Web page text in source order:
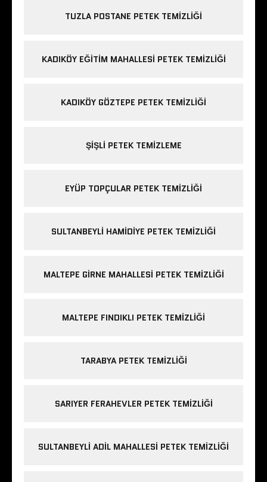
TUZLA POSTANE PETEK TEMIZLIĞI
KADIKÖY EĞITIM MAHALLESI PETEK TEMIZLIĞI
KADIKÖY GÖZTEPE PETEK TEMIZLIĞI
ŞIŞLI PETEK TEMIZLEME
EYÜP TOPÇULAR PETEK TEMIZLIĞI
SULTANBEYLI HAMIDIYE PETEK TEMIZLIĞI
MALTEPE GIRNE MAHALLESI PETEK TEMIZLIĞI
MALTEPE FINDIKLI PETEK TEMIZLIĞI
TARABYA PETEK TEMIZLIĞI
SARIYER FERAHEVLER PETEK TEMIZLIĞI
SULTANBEYLI ADIL MAHALLESI PETEK TEMIZLIĞI